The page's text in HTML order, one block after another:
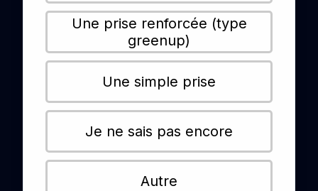
Une prise renforcée (type
greenup)
Une simple prise
Je ne sais pas encore
Autre